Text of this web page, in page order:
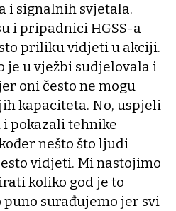
i signalnih svjetala.
i pripadnici HGSS-a
priliku vidjeti u akciji.
je u vježbi sudjelovala i
oni često ne mogu
kapaciteta. No, uspjeli
i pokazali tehnike
nešto što ljudi
vidjeti. Mi nastojimo
koliko god je to
puno surađujemo jer svi